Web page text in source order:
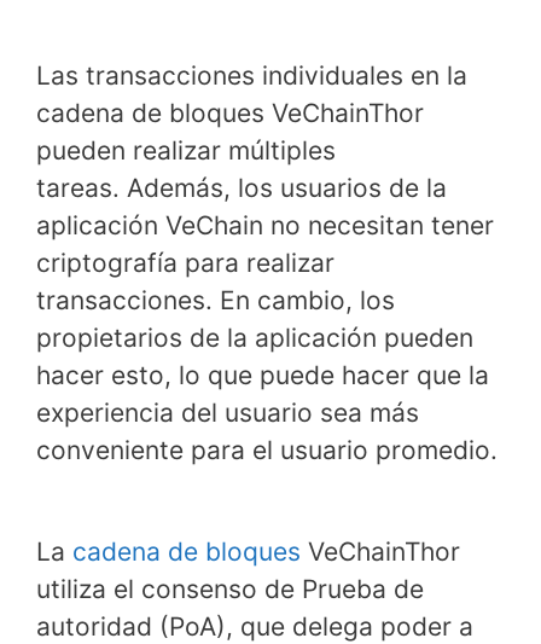
Las transacciones individuales en la
cadena de bloques VeChainThor
pueden realizar múltiples
tareas. Además, los usuarios de la
aplicación VeChain no necesitan tener
criptografía para realizar
transacciones. En cambio, los
propietarios de la aplicación pueden
hacer esto, lo que puede hacer que la
experiencia del usuario sea más
conveniente para el usuario promedio.
La cadena de bloques VeChainThor
utiliza el consenso de Prueba de
autoridad (PoA), que delega poder a